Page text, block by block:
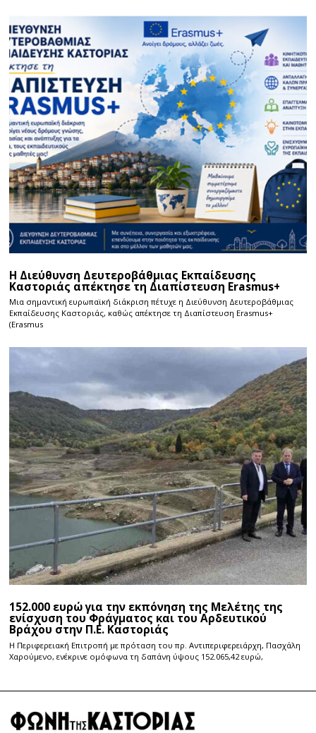
Η Διεύθυνση Δευτεροβάθμιας Εκπαίδευσης
Καστοριάς απέκτησε τη Διαπίστευση Erasmus+
Μια σημαντική ευρωπαϊκή διάκριση πέτυχε η Διεύθυνση Δευτεροβάθμιας
Εκπαίδευσης Καστοριάς, καθώς απέκτησε τη Διαπίστευση Erasmus+
(Erasmus
152.000 ευρώ για την εκπόνηση της Μελέτης της
ενίσχυση του Φράγματος και του Αρδευτικού
Βράχου στην Π.Ε. Καστοριάς
Η Περιφερειακή Επιτροπή με πρόταση του πρ. Αντιπεριφερειάρχη, Πασχάλη
Χαρούμενο, ενέκρινε ομόφωνα τη δαπάνη ύψους 152.065,42 ευρώ,